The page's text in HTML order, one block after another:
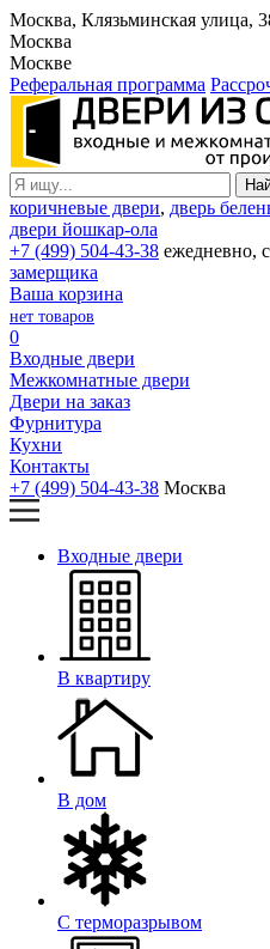
Москва, Клязьминская улица,
Москва
Москве
Реферальная программа
коричневые двери, дверь
двери йошкар-ола
+7 (499) 504-43-38 ежедневно,
замерщика
Ваша корзина
нет товаров
0
Входные двери
Межкомнатные двери
Двери на заказ
Фурнитура
Кухни
Контакты
+7 (499) 504-43-38 Москва
Входные двери
В квартиру
В дом
С терморазрывом